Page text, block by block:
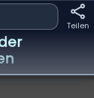
Teilen